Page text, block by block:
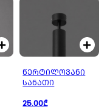
ᲬᲔᲠᲢᲘᲚᲝᲕᲐᲜᲘ
ᲡᲐᲜᲐᲗᲘ
25.00₾